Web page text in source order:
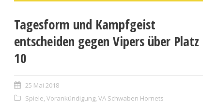
Tagesform und Kampfgeist
entscheiden gegen Vipers über Platz
10
25 Mai 2018
Spiele, Vorankündigung, VA Schwaben Hornets